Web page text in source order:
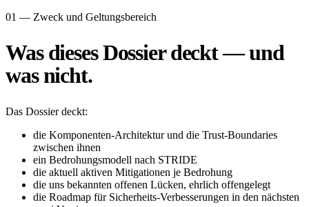
01 — Zweck und Geltungsbereich
Was dieses Dossier deckt — und
was nicht.
Das Dossier deckt:
die Komponenten-Architektur und die Trust-Boundaries
zwischen ihnen
ein Bedrohungsmodell nach STRIDE
die aktuell aktiven Mitigationen je Bedrohung
die uns bekannten offenen Lücken, ehrlich offengelegt
die Roadmap für Sicherheits-Verbesserungen in den nächsten